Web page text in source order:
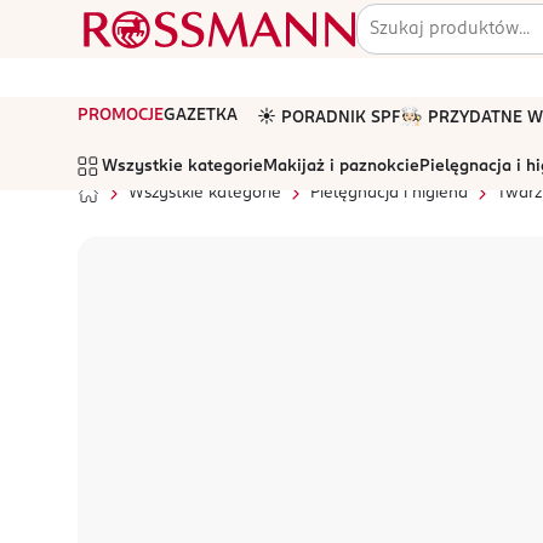
PROMOCJEGAZETKA ☀️ PORADNIK SPF🧑🏻‍🍳 PRZYDATNE
Wszystkie kategorie Makijaż i paznokcie Pielęgnacja i
Wszystkie kategorie
Pielęgnacja i higiena Twarz